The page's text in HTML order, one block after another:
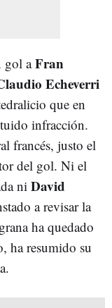
gol aFran
Echeverri
que en
infracción.
francés, justo el
del gol. Ni el
ni David
a revisar la
ha quedado
ha resumido su